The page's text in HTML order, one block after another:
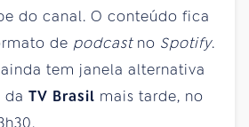
do canal. O conteúdo fica
de podcast no Spotify.
tem janela alternativa
da TV Brasil mais tarde, no